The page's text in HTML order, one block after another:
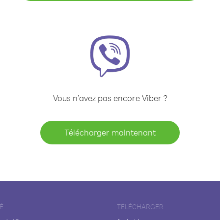
Vous n’avez pas encore Viber ?
Télécharger maintenant
TÉLÉCHARGER